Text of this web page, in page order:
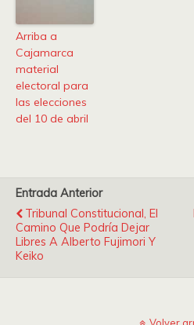
Arriba a
Cajamarca
material
electoral para
las elecciones
del 10 de abril
Entrada Anterior
Tribunal Constitucional, El
Camino Que Podría Dejar
Libres A Alberto Fujimori Y
Keiko